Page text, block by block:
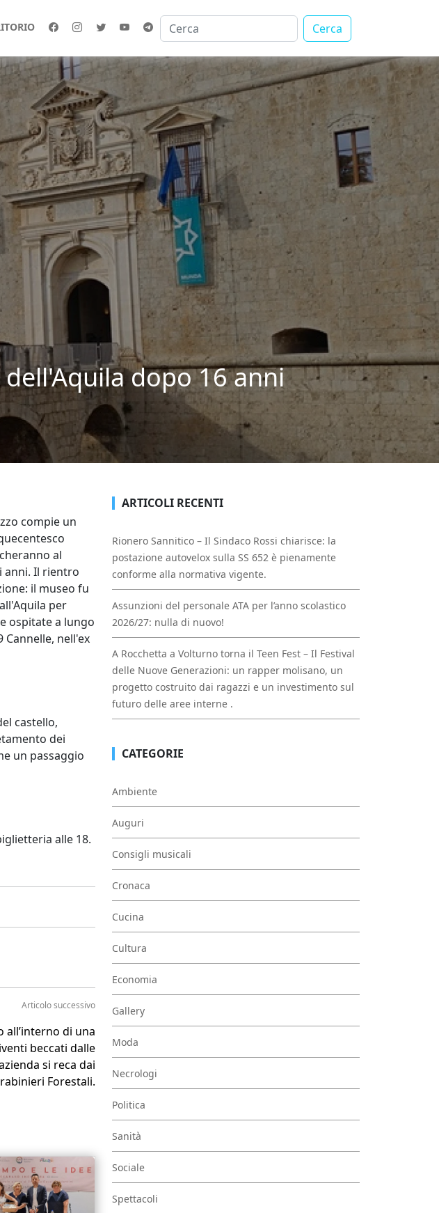
Cerca
dopo 16 anni
compie un
al
anni. Il rientro
il museo fu
per
ospitate a lungo
nell'ex
castello,
dei
un passaggio
alle 18.
Articolo successivo
all’interno di una
beccati dalle
si reca dai
Forestali.
ARTICOLI RECENTI
Rionero Sannitico – Il Sindaco Rossi chiarisce: la
postazione autovelox sulla SS 652 è pienamente
conforme alla normativa vigente.
Assunzioni del personale ATA per l’anno scolastico
2026/27: nulla di nuovo!
A Rocchetta a Volturno torna il Teen Fest – Il Festival
delle Nuove Generazioni: un rapper molisano, un
progetto costruito dai ragazzi e un investimento sul
futuro delle aree interne .
CATEGORIE
Ambiente
Auguri
Consigli musicali
Cronaca
Cucina
Cultura
Economia
Gallery
Moda
Necrologi
Politica
Sanità
Sociale
Spettacoli